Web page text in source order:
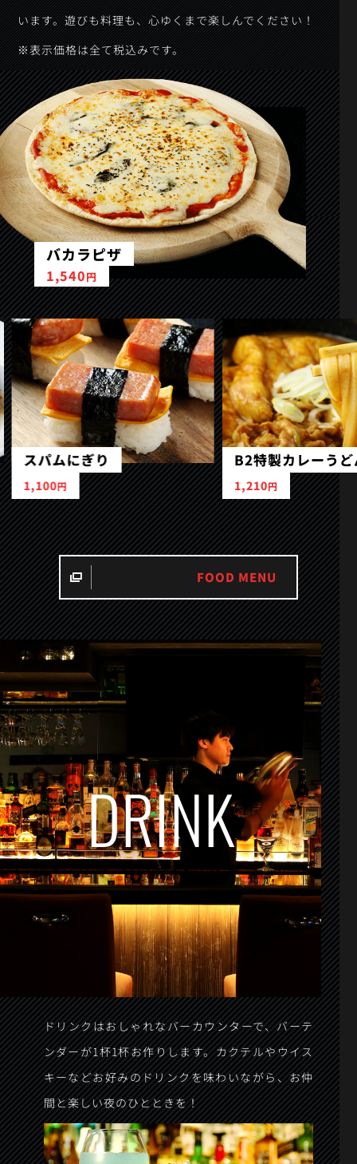
います。遊びも料理も、心ゆくまで楽しんでください！
※表示価格は全て税込みです。
バカラピザ
1,540円
B2特製カレーうどん
1,210円
デ
1,100
FOOD MENU
DRINK
ドリンクはおしゃれなバーカウンターで、バーテ
ンダーが1杯1杯お作りします。カクテルやウイス
キーなどお好みのドリンクを味わいながら、お仲
間と楽しい夜のひとときを！